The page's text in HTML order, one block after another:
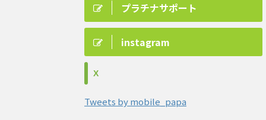
プラチナサポート
instagram
X
Tweets by mobile_papa